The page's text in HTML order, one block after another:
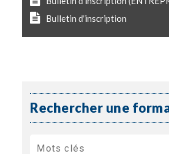
Bulletin d'inscription
Rechercher une